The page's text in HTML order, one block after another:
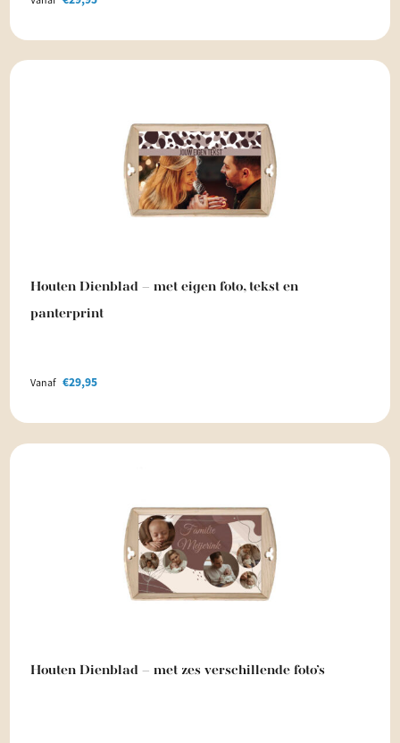
Houten Dienblad – met eigen foto, tekst en
panterprint
Vanaf €29,95
Houten Dienblad – met zes verschillende foto’s